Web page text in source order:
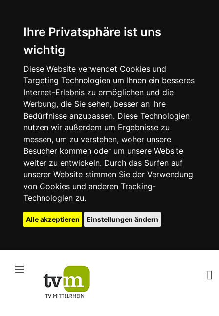
Ihre Privatsphäre ist uns
wichtig
Diese Website verwendet Cookies und
Targeting Technologien um Ihnen ein besseres
Internet-Erlebnis zu ermöglichen und die
Werbung, die Sie sehen, besser an Ihre
Bedürfnisse anzupassen. Diese Technologien
nutzen wir außerdem um Ergebnisse zu
messen, um zu verstehen, woher unsere
Besucher kommen oder um unsere Website
weiter zu entwickeln. Durch das Surfen auf
unserer Website stimmen Sie der Verwendung
von Cookies und anderen Tracking-
Technologien zu.
Alle akzeptieren Einstellungen ändern